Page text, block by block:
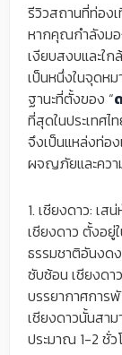
รีวิวสถานที่ท่องเ
หากคุณกำลังมอ
เงียบสงบและใ
เป็นหนึ่งในจุดห
ฐานะที่ตั้งของ “
ที่สุดในประเทศ
จึงเป็นแหล่งท่อ
ผจญภัยและควา
1. เชียงดาว: เส
เชียงดาว ตั้งอยู่
ธรรมชาติอันงด
ซับซ้อน เชียงดา
บรรยากาศการ
เชียงดาวนั้นสาม
ประมาณ 1-2 ชั่ว